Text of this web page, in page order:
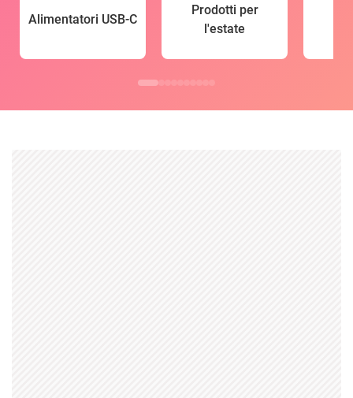
Alimentatori USB-C
Prodotti per
l'estate